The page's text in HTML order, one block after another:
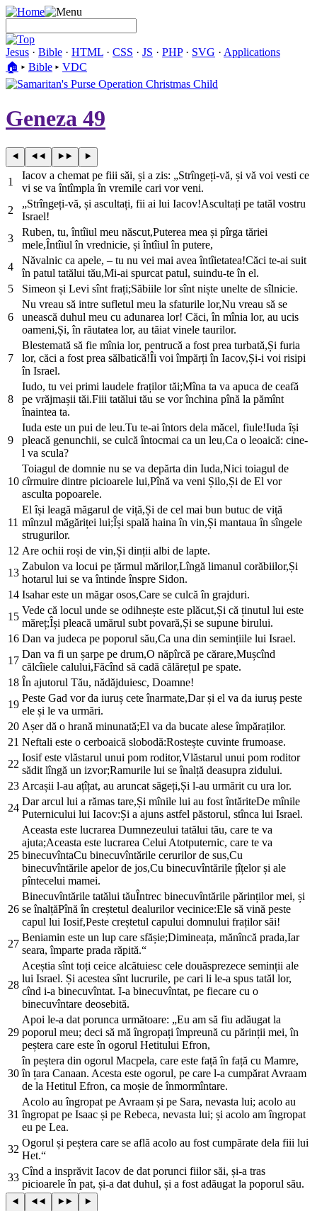
Jesus · Bible · HTML · CSS · JS · PHP· SVG · Applications
🏠︎ ▸ Bible ▸ VDC
Geneza 49
1
Iacov a chemat pe fiii săi, și a zis: „Strîngeți-vă, și vă voi vesti ce
vi se va întîmpla în vremile cari vor veni.
2
„Strîngeți-vă, și ascultați, fii ai lui Iacov!Ascultați pe tatăl vostru
Israel!
3
Ruben, tu, întîiul meu născut,Puterea mea și pîrga tăriei
mele,Întîiul în vrednicie, și întîiul în putere,
4
Năvalnic ca apele, – tu nu vei mai avea întîietatea!Căci te-ai suit
în patul tatălui tău,Mi-ai spurcat patul, suindu-te în el.
5
Simeon și Levi sînt frați;Săbiile lor sînt niște unelte de sîlnicie.
6
Nu vreau să intre sufletul meu la sfaturile lor,Nu vreau să se
unească duhul meu cu adunarea lor! Căci, în mînia lor, au ucis
oameni,Și, în răutatea lor, au tăiat vinele taurilor.
7
Blestemată să fie mînia lor, pentrucă a fost prea turbată,Și furia
lor, căci a fost prea sălbatică!Îi voi împărți în Iacov,Și-i voi risipi
în Israel.
8
Iudo, tu vei primi laudele fraților tăi;Mîna ta va apuca de ceafă
pe vrăjmașii tăi.Fiii tatălui tău se vor închina pînă la pămînt
înaintea ta.
9
Iuda este un pui de leu.Tu te-ai întors dela măcel, fiule!Iuda își
pleacă genunchii, se culcă întocmai ca un leu,Ca o leoaică: cine-
l va scula?
10
Toiagul de domnie nu se va depărta din Iuda,Nici toiagul de
cîrmuire dintre picioarele lui,Pînă va veni Șilo,Și de El vor
asculta popoarele.
11
El își leagă măgarul de viță,Și de cel mai bun butuc de viță
mînzul măgăriței lui;Își spală haina în vin,Și mantaua în sîngele
strugurilor.
12 Are ochii roși de vin,Și dinții albi de lapte.
13
Zabulon va locui pe țărmul mărilor,Lîngă limanul corăbiilor,Și
hotarul lui se va întinde înspre Sidon.
14 Isahar este un măgar osos,Care se culcă în grajduri.
15
Vede că locul unde se odihnește este plăcut,Și că ținutul lui este
măreț;Își pleacă umărul subt povară,Și se supune birului.
16 Dan va judeca pe poporul său,Ca una din semințiile lui Israel.
17
Dan va fi un șarpe pe drum,O năpîrcă pe cărare,Mușcînd
călcîiele calului,Făcînd să cadă călărețul pe spate.
18 În ajutorul Tău, nădăjduiesc, Doamne!
19
Peste Gad vor da iuruș cete înarmate,Dar și el va da iuruș peste
ele și le va urmări.
20 Așer dă o hrană minunată;El va da bucate alese împăraților.
21 Neftali este o cerboaică slobodă:Rostește cuvinte frumoase.
22
Iosif este vlăstarul unui pom roditor,Vlăstarul unui pom roditor
sădit lîngă un izvor;Ramurile lui se înalță deasupra zidului.
23 Arcașii l-au ațîțat, au aruncat săgeți,Și l-au urmărit cu ura lor.
24
Dar arcul lui a rămas tare,Și mînile lui au fost întăriteDe mînile
Puternicului lui Iacov:Și a ajuns astfel păstorul, stînca lui Israel.
25
Aceasta este lucrarea Dumnezeului tatălui tău, care te va
ajuta;Aceasta este lucrarea Celui Atotputernic, care te va
binecuvîntaCu binecuvîntările cerurilor de sus,Cu
binecuvîntările apelor de jos,Cu binecuvîntările țîțelor și ale
pîntecelui mamei.
26
Binecuvîntările tatălui tăuÎntrec binecuvîntările părinților mei, și
se înalțăPînă în creștetul dealurilor vecinice:Ele să vină peste
capul lui Iosif,Peste creștetul capului domnului fraților săi!
27
Beniamin este un lup care sfășie;Dimineața, mănîncă prada,Iar
seara, împarte prada răpită.“
28
Aceștia sînt toți ceice alcătuiesc cele douăsprezece seminții ale
lui Israel. Și acestea sînt lucrurile, pe cari li le-a spus tatăl lor,
cînd i-a binecuvîntat. I-a binecuvîntat, pe fiecare cu o
binecuvîntare deosebită.
29
Apoi le-a dat porunca următoare: „Eu am să fiu adăugat la
poporul meu; deci să mă îngropați împreună cu părinții mei, în
peștera care este în ogorul Hetitului Efron,
30
în peștera din ogorul Macpela, care este față în față cu Mamre,
în țara Canaan. Acesta este ogorul, pe care l-a cumpărat Avraam
de la Hetitul Efron, ca moșie de înmormîntare.
31
Acolo au îngropat pe Avraam și pe Sara, nevasta lui; acolo au
îngropat pe Isaac și pe Rebeca, nevasta lui; și acolo am îngropat
eu pe Lea.
32
Ogorul și peștera care se află acolo au fost cumpărate dela fiii lui
Het.“
33
Cînd a insprăvit Iacov de dat porunci fiilor săi, și-a tras
picioarele în pat, și-a dat duhul, și a fost adăugat la poporul său.